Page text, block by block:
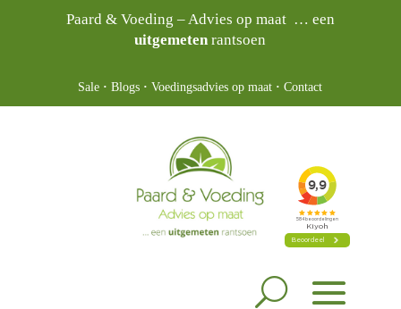
Paard & Voeding – Advies op maat … een
uitgemetenrantsoen
Sale ·Blogs ·Voedingsadvies op maat ·Contact